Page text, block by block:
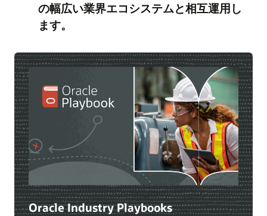
の幅広い業界エコシステムと相互運用し
ます。
Oracle Industry Playbooks